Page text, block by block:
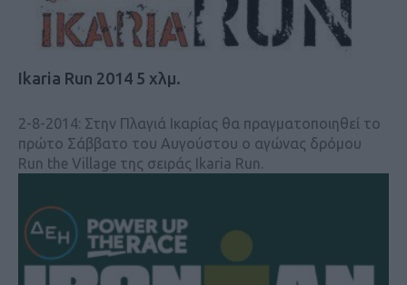
Ikaria Run 2014 5 χλμ.
2-8-2014: Στην Πλαγιά Ικαρίας θα πραγματοποιηθεί το
πρώτο Σάββατο του Αυγούστου ο αγώνας δρόμου
Run the Village της σειράς Ikaria Run.